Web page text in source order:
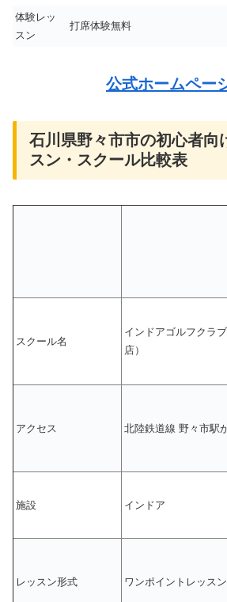
体験レッ
スン
打席体験無料
公式ホームペー
石川県野々市市の初心者向
スン・スクール比較表
スクール名
インドアゴルフクラ
店）
アクセス 北陸鉄道線 野々市駅
施設 インドア
レッスン形式 ワンポイントレッスン